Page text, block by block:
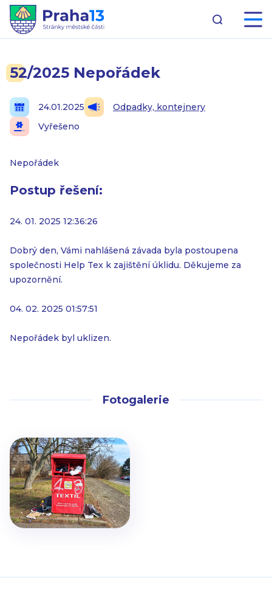
52/2025 Nepořádek
24.01.2025
Odpadky, kontejnery
Vyřešeno
Nepořádek
Postup řešení:
24. 01. 2025 12:36:26
Dobrý den, Vámi nahlášená závada byla postoupena
společnosti Help Tex k zajištění úklidu. Děkujeme za
upozornění.
04. 02. 2025 01:57:51
Nepořádek byl uklizen.
Fotogalerie